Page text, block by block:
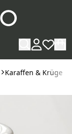
Karaffen & Krüge